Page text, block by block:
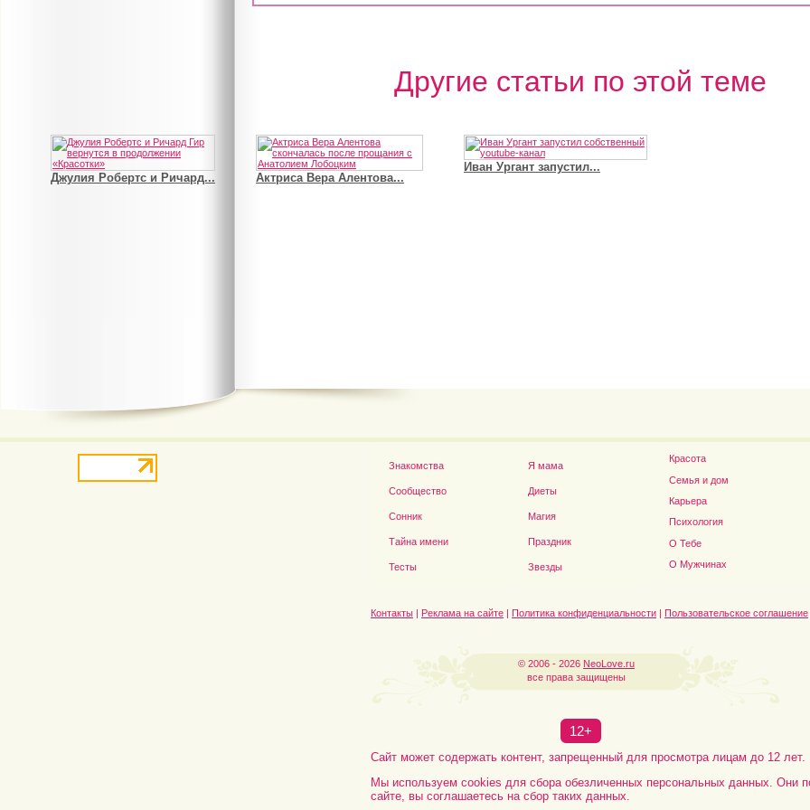
Другие статьи по этой теме
Джулия Робертс и Ричард... Актриса Вера Алентова...
Иван Ургант запустил...
Дэниел Рэдклифф...
Знакомства
Сообщество
Сонник
Тайна имени
Тесты
Я мама
Диеты
Магия
Праздник
Звезды
Красота
Семья и дом
Карьера
Психология
О Тебе
О Мужчинах
Контакты | Реклама на сайте | Политика конфиденциальности | Пользовательское соглашение
© 2006 - 2026 NeoLove.ru
все права защищены
12+
Сайт может содержать контент, запрещенный для просмотра лицам до 12 лет.
Мы используем cookies для сбора обезличенных персональных данных. Они
сайте, вы соглашаетесь на сбор таких данных.